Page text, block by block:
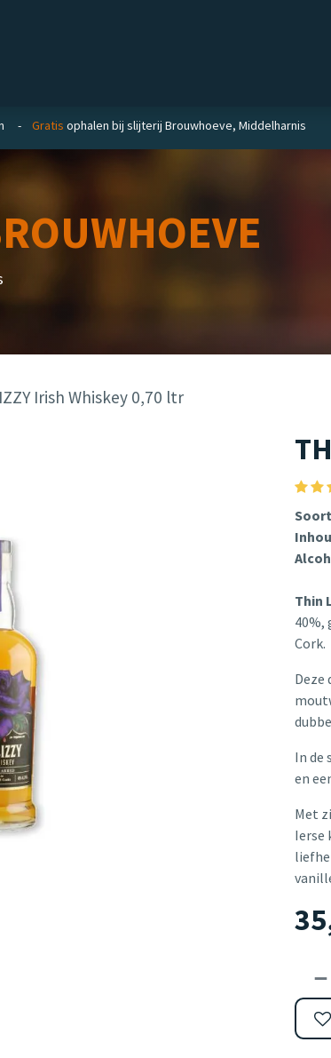
- Gratis ophalen bij slijterij Brouwhoeve, Middelharnis
Irish Whiskey 0,70 ltr
Soort
Thin
40%,
Cork.
Deze
In de
en
Met
Ierse